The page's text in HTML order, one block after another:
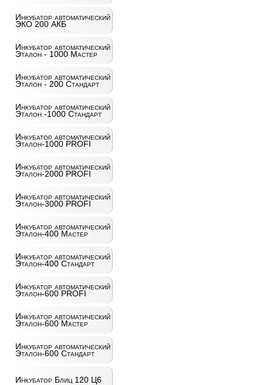
Инкубатор автоматический
ЭКО 200 АКБ
Инкубатор автоматический
Эталон - 1000 Мастер
Инкубатор автоматический
Эталон - 200 Стандарт
Инкубатор автоматический
Эталон -1000 Стандарт
Инкубатор автоматический
Эталон-1000 PROFI
Инкубатор автоматический
Эталон-2000 PROFI
Инкубатор автоматический
Эталон-3000 PROFI
Инкубатор автоматический
Эталон-400 Мастер
Инкубатор автоматический
Эталон-400 Стандарт
Инкубатор автоматический
Эталон-600 PROFI
Инкубатор автоматический
Эталон-600 Мастер
Инкубатор автоматический
Эталон-600 Стандарт
Инкубатор Блиц 120 Ц6